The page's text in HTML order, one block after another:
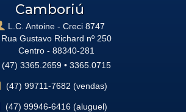
Camboriú
L.C. Antoine - Creci 8747
Rua Gustavo Richard nº 250
Centro - 88340-281
(47) 3365.2659 • 3365.0715
(47) 99711-7682 (vendas)
(47) 99946-6416 (aluguel)